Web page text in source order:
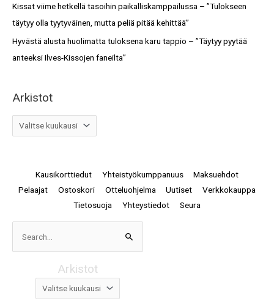
Kissat viime hetkellä tasoihin paikalliskamppailussa – ”Tulokseen
täytyy olla tyytyväinen, mutta peliä pitää kehittää”
Hyvästä alusta huolimatta tuloksena karu tappio – ”Täytyy pyytää
anteeksi Ilves-Kissojen faneilta”
Arkistot
Kausikorttiedut Yhteistyökumppanuus
Maksuehdot
Pelaajat
Ostoskori Otteluohjelma Uutiset
Verkkokauppa
Tietosuoja
Yhteystiedot Seura
Search
for:
Arkistot